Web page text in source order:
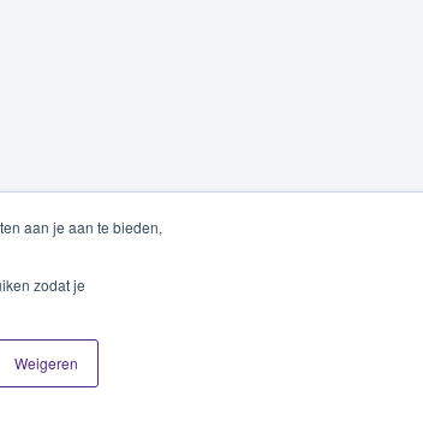
aan je aan te bieden,
zodat je
Weigeren